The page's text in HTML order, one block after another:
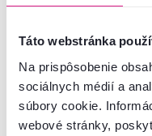
Táto webstránka
Na prispôsobenie
sociálnych médií a
súbory cookie.
webové stránky,